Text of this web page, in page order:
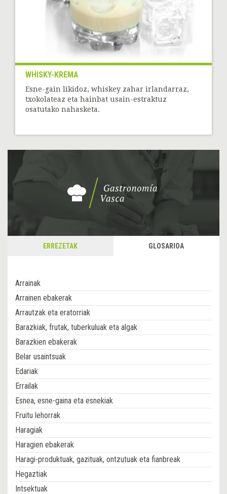
WHISKY-KREMA
Esne-gain likidoz, whiskey zahar irlandarraz,
txokolateaz eta hainbat usain-estraktuz
osatutako nahasketa.
ERREZETAK GLOSARIOA
Arrainak
Arrainen ebakerak
Arrautzak eta eratorriak
Barazkiak, frutak, tuberkuluak eta algak
Barazkien ebakerak
Belar usaintsuak
Edariak
Errailak
Esnea, esne-gaina eta esnekiak
Fruitu lehorrak
Haragiak
Haragien ebakerak
Haragi-produktuak, gazituak, ontzutuak eta fianbreak
Hegaztiak
Intsektuak